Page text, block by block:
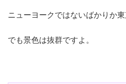
ニューヨークではないばかりか
でも景色は抜群ですよ。